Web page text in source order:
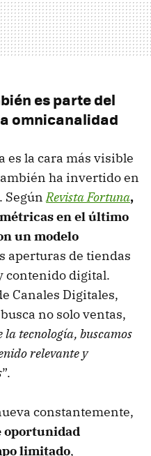
es parte del
omnicanalidad
es la cara más visible
ha invertido en
SegúnRevista Fortuna,
en el último
un modelo
aperturas de tiendas
contenido digital.
Canales Digitales,
no solo ventas,
la tecnología, buscamos
relevante y
”.
constantemente,
oportunidad
limitado,